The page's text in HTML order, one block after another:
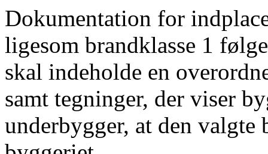
Dokumentation for
ligesom brandklasse 1
skal indeholde en
samt tegninger, der viser
underbygger, at den valgte